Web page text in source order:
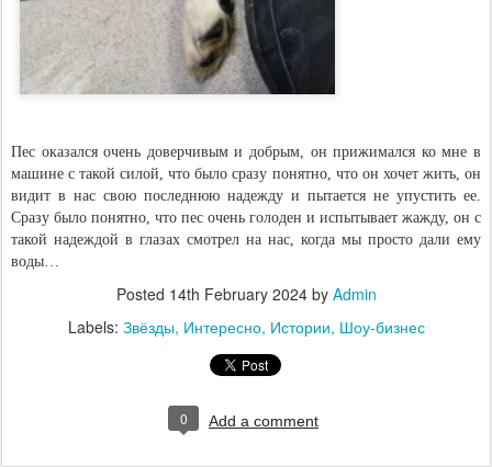
Пес оказался очень доверчивым и добрым, он прижимался ко мне в
машине с такой силой, что было сразу понятно, что он хочет жить, он
видит в нас свою последнюю надежду и пытается не упустить ее.
Сразу было понятно, что пес очень голоден и испытывает жажду, он с
такой надеждой в глазах смотрел на нас, когда мы просто дали ему
воды…
Posted 14th February 2024by Admin
Labels: Звёзды Интересно Истории Шоу-бизнес
0 Add a comment